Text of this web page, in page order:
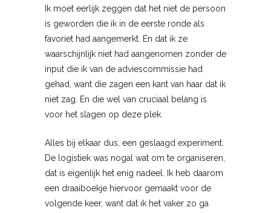
Ik moet eerlijk zeggen dat het niet de persoon
is geworden die ik in de eerste ronde als
favoriet had aangemerkt. En dat ik ze
waarschijnlijk niet had aangenomen zonder de
input die ik van de adviescommissie had
gehad, want die zagen een kant van haar dat ik
niet zag. En die wel van cruciaal belang is
voor het slagen op deze plek.
Alles bij elkaar dus, een geslaagd experiment.
De logistiek was nogal wat om te organiseren,
dat is eigenlijk het enig nadeel. Ik heb daarom
een draaiboekje hiervoor gemaakt voor de
volgende keer, want dat ik het vaker zo ga